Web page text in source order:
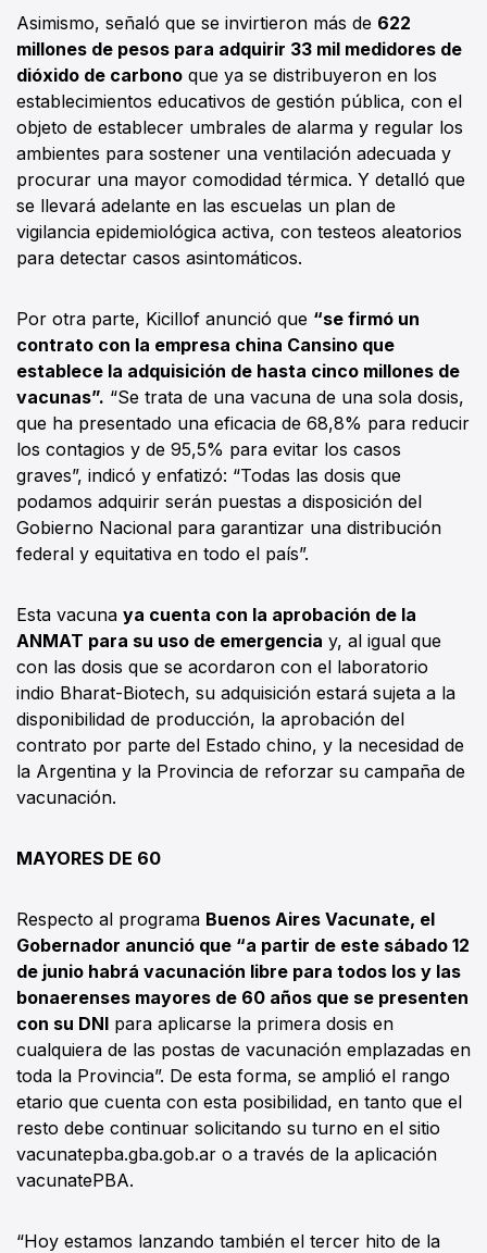
Asimismo, señaló que se invirtieron más de 622
millones de pesos para adquirir 33 mil medidores de
dióxido de carbono que ya se distribuyeron en los
establecimientos educativos de gestión pública, con el
objeto de establecer umbrales de alarma y regular los
ambientes para sostener una ventilación adecuada y
procurar una mayor comodidad térmica. Y detalló que
se llevará adelante en las escuelas un plan de
vigilancia epidemiológica activa, con testeos aleatorios
para detectar casos asintomáticos.
Por otra parte, Kicillof anunció que “se firmó un
contrato con la empresa china Cansino que
establece la adquisición de hasta cinco millones de
vacunas”. “Se trata de una vacuna de una sola dosis,
que ha presentado una eficacia de 68,8% para reducir
los contagios y de 95,5% para evitar los casos
graves”, indicó y enfatizó: “Todas las dosis que
podamos adquirir serán puestas a disposición del
Gobierno Nacional para garantizar una distribución
federal y equitativa en todo el país”.
Esta vacuna ya cuenta con la aprobación de la
ANMAT para su uso de emergencia y, al igual que
con las dosis que se acordaron con el laboratorio
indio Bharat-Biotech, su adquisición estará sujeta a la
disponibilidad de producción, la aprobación del
contrato por parte del Estado chino, y la necesidad de
la Argentina y la Provincia de reforzar su campaña de
vacunación.
MAYORES DE 60
Respecto al programa Buenos Aires Vacunate, el
Gobernador anunció que “a partir de este sábado 12
de junio habrá vacunación libre para todos los y las
bonaerenses mayores de 60 años que se presenten
con su DNI para aplicarse la primera dosis en
cualquiera de las postas de vacunación emplazadas en
toda la Provincia”. De esta forma, se amplió el rango
etario que cuenta con esta posibilidad, en tanto que el
resto debe continuar solicitando su turno en el sitio
vacunatepba.gba.gob.ar o a través de la aplicación
vacunatePBA.
“Hoy estamos lanzando también el tercer hito de la